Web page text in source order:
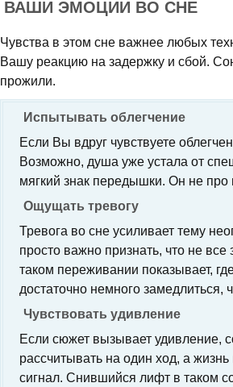
ВАШИ ЭМОЦИИ ВО СНЕ
Чувства в этом сне важнее любых
Вашу реакцию на задержку и сбой.
прожили.
Испытывать облегчение
Если Вы вдруг чувствуете
Возможно, душа уже устала от
мягкий знак передышки. Он не
Ощущать тревогу
Тревога во сне усиливает тему
просто важно признать, что не
таком переживании показывает,
достаточно немного замедлиться,
Чувствовать удивление
Если сюжет вызывает удивление,
рассчитывать на один ход, а
сигнал. Снившийся лифт в таком